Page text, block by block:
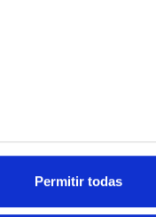
Permitir todas
REFINAR